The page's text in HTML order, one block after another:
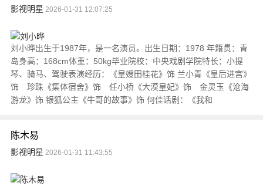
影视明星 2026-01-31 12:07:25
刘小晔出生于1987年，是一名演员。出生日期：1978 年籍贯：青
岛身高：168cm体重：50kg毕业院校：中央戏剧学院特长：小提
琴、骑马、驾驶表演经历：《皇嫂田桂花》饰 兰小青《皇后进宫》
饰 珍珠《集体宿舍》饰 任小桥《大漠皇妃》饰 金灵玉《沧海
游龙》饰 银狐公主《牛哥的故事》饰 何佳话剧：《我和
陈木易
影视明星 2026-01-31 11:43:55